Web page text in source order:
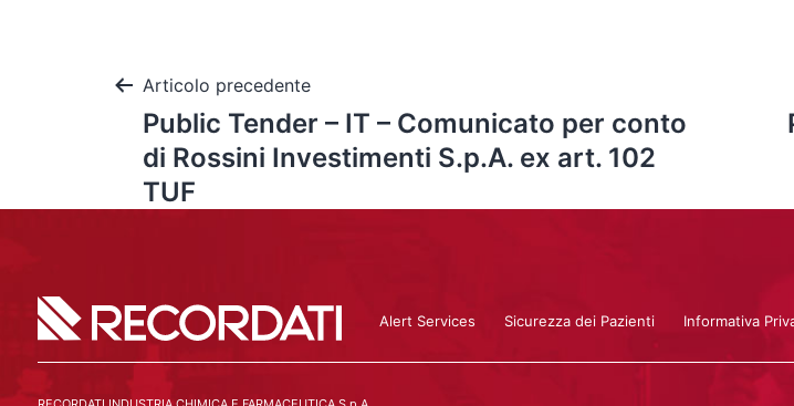
Articolo precedente
Public Tender – IT – Comunicato per conto
di Rossini Investimenti S.p.A. ex art. 102
TUF
Alert Services Sicurezza dei Pazienti Informativa